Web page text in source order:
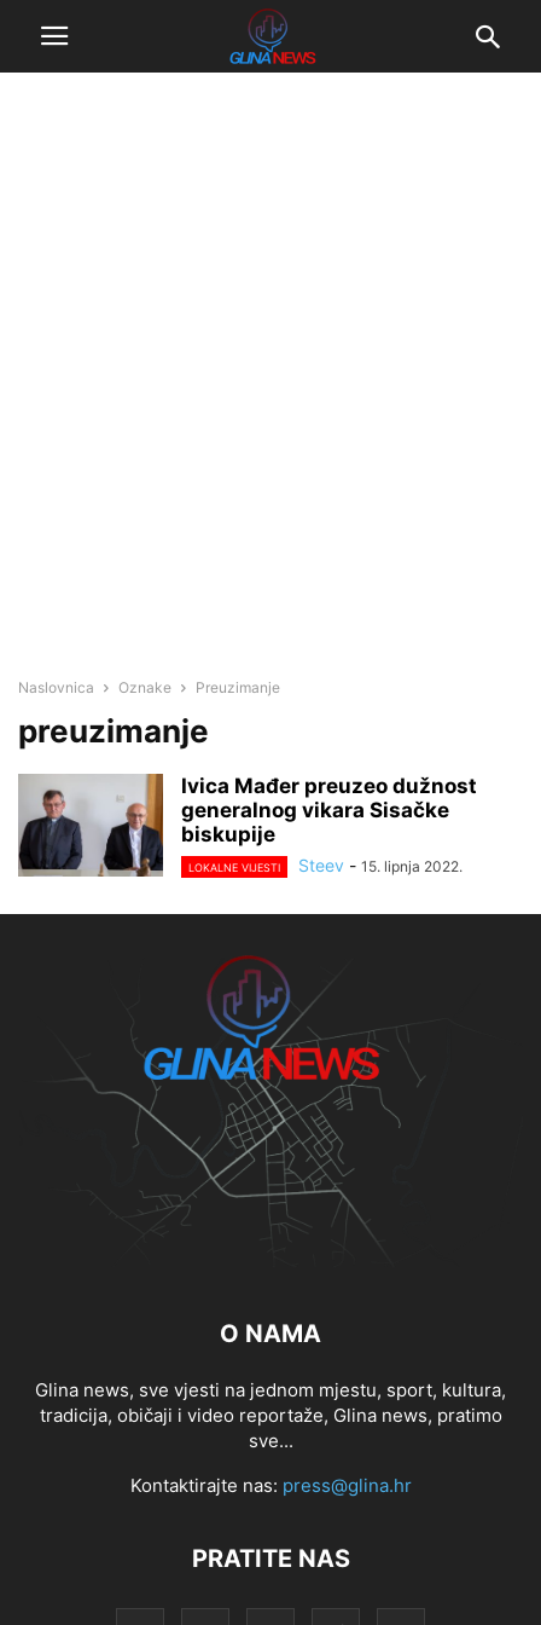
Naslovnica Oznake Preuzimanje
preuzimanje
Ivica Mađer preuzeo dužnost
generalnog vikara Sisačke
biskupije
LOKALNE VIJESTI Steev - 15. lipnja 2022.
O NAMA
Glina news, sve vjesti na jednom mjestu, sport, kultura,
tradicija, običaji i video reportaže, Glina news, pratimo
sve...
Kontaktirajte nas: press@glina.hr
PRATITE NAS